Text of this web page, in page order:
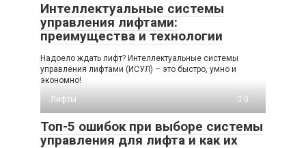
Интеллектуальные системы
управления лифтами:
преимущества и технологии
Надоело ждать лифт? Интеллектуальные системы
управления лифтами (ИСУЛ) – это быстро, умно и
экономно!
Лифты
0
Топ-5 ошибок при выборе системы
управления для лифта и как их